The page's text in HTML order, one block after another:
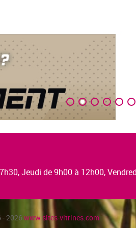
Jeudi de 9h00 à 12h00,
- 2026www.sites-vitrines.com